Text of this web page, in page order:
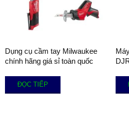
Dụng cụ cầm tay Milwaukee
chính hãng giá sỉ toàn quốc
ĐỌC TIẾP